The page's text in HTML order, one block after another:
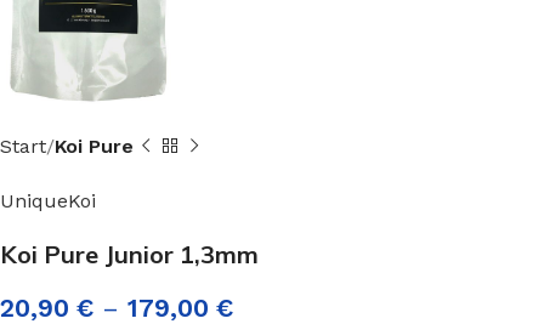
Start Koi Pure
UniqueKoi
Koi Pure Junior 1,3mm
20,90 € – 179,00 €